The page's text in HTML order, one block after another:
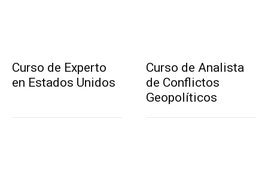
Curso de Experto
en Estados Unidos
Curso de Analista
de Conflictos
Geopolíticos